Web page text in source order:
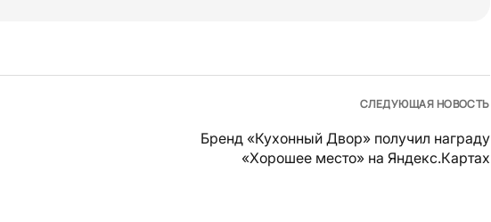
СЛЕДУЮЩАЯ НОВОСТЬ
Бренд «Кухонный Двор» получил награду
«Хорошее место» на Яндекс.Картах